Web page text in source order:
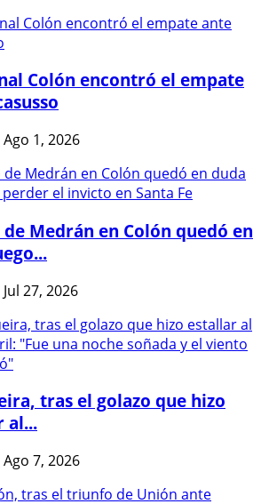
Colón encontró el empate
Ago 1, 2026
de Medrán en Colón quedó en
Jul 27, 2026
tras el golazo que hizo
al...
Ago 7, 2026